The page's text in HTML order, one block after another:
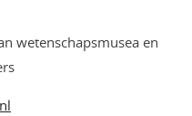
wetenschapsmusea en